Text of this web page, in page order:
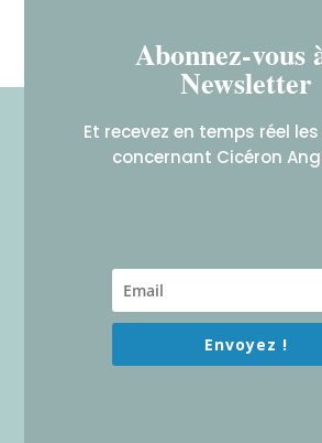
Abonnez-vous
Newsletter
Et recevez en temps réel
concernant Cicéron
Envoyez !